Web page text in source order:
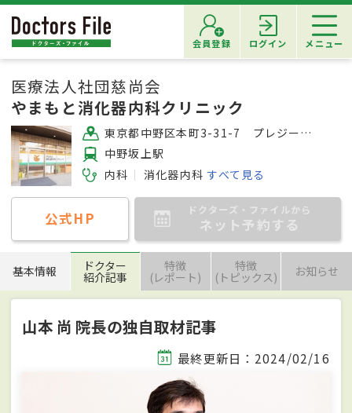
会員登録 ログイン メニュー
医療法人社団慈尚会
やまもと消化器内科クリニック
東京都中野区本町3-31-7 プレジールS 1F
中野坂上駅
内科
消化器内科 すべて見る
公式HP ドクターズ・ファイルから
ネット予約する
基本情報 ドクター
紹介記事
特徴
(レポート)
特徴
(トピックス) お知らせ
山本 尚 院長の独自取材記事
最終更新日：2024/02/16